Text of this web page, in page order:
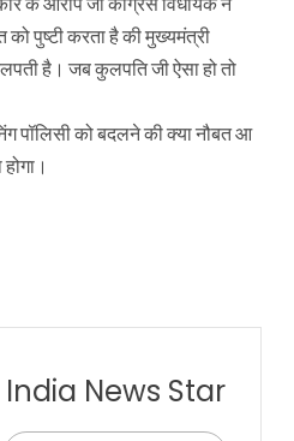
को पुष्टी करता है की मुख्यमंत्री
है। जब कुलपति जी ऐसा हो तो
पॉलिसी को बदलने की क्या नौबत आ
India News Star